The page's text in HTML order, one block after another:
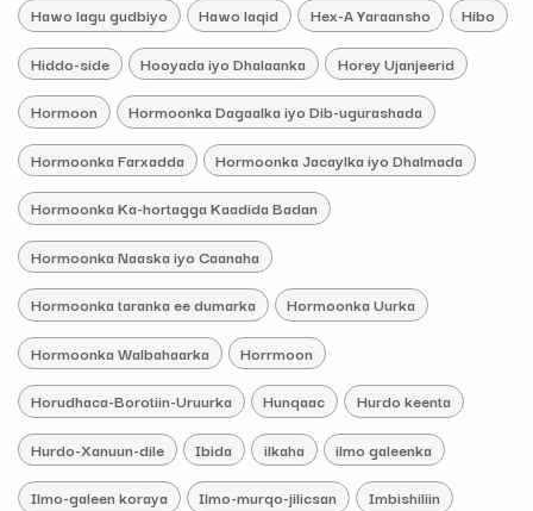
Hawo lagu gudbiyo Hawo laqid Hex-A Yaraansho Hibo
Hiddo-side Hooyada iyo Dhalaanka Horey Ujanjeerid
Hormoon Hormoonka Dagaalka iyo Dib-ugurashada
Hormoonka Farxadda Hormoonka Jacaylka iyo Dhalmada
Hormoonka Ka-hortagga Kaadida Badan
Hormoonka Naaska iyo Caanaha
Hormoonka taranka ee dumarka Hormoonka Uurka
Hormoonka Walbahaarka Horrmoon
Horudhaca-Borotiin-Uruurka Hunqaac Hurdo keenta
Hurdo-Xanuun-dile Ibida ilkaha ilmo galeenka
Ilmo-galeen koraya Ilmo-murqo-jilicsan Imbishiliin